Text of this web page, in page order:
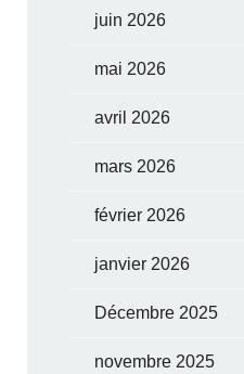
juin 2026
mai 2026
avril 2026
mars 2026
février 2026
janvier 2026
Décembre 2025
novembre 2025